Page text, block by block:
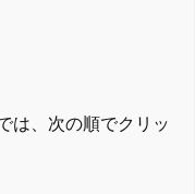
は、次の順でクリッ